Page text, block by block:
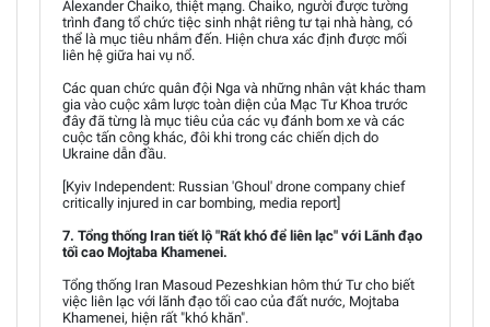
Alexander Chaiko, thiệt mạng. Chaiko, người được tường
trình đang tổ chức tiệc sinh nhật riêng tư tại nhà hàng, có
thể là mục tiêu nhắm đến. Hiện chưa xác định được mối
liên hệ giữa hai vụ nổ.
Các quan chức quân đội Nga và những nhân vật khác tham
gia vào cuộc xâm lược toàn diện của Mạc Tư Khoa trước
đây đã từng là mục tiêu của các vụ đánh bom xe và các
cuộc tấn công khác, đôi khi trong các chiến dịch do
Ukraine dẫn đầu.
[Kyiv Independent: Russian 'Ghoul' drone company chief
critically injured in car bombing, media report]
7. Tổng thống Iran tiết lộ "Rất khó để liên lạc" với Lãnh đạo
tối cao Mojtaba Khamenei.
Tổng thống Iran Masoud Pezeshkian hôm thứ Tư cho biết
việc liên lạc với lãnh đạo tối cao của đất nước, Mojtaba
Khamenei, hiện rất "khó khăn".